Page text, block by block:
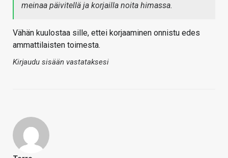
meinaa päivitellä ja korjailla noita himassa.
Vähän kuulostaa sille, ettei korjaaminen onnistu edes
ammattilaisten toimesta.
Kirjaudu sisään vastataksesi